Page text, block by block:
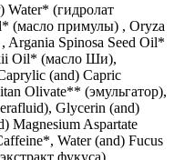
Water* (гидролат
(масло примулы) , Oryza
Argania Spinosa Seed Oil*
Oil* (масло Ши),
(and) Capric
Olivate** (эмульгатор),
Glycerin (and)
Magnesium Aspartate
Water (and) Fucus
фукуса),